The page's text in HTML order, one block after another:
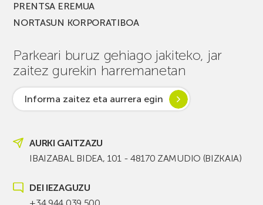
PRENTSA EREMUA
NORTASUN KORPORATIBOA
Parkeari buruz gehiago jakiteko, jar
zaitez gurekin harremanetan
Informa zaitez eta aurrera egin
AURKI GAITZAZU
IBAIZABAL BIDEA, 101 - 48170 ZAMUDIO (BIZKAIA)
DEI IEZAGUZU